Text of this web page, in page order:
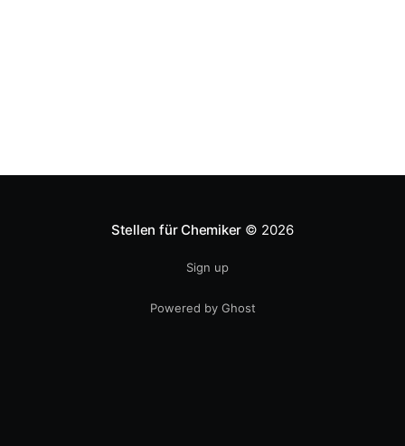
Stellen für Chemiker © 2026
Sign up
Powered by Ghost